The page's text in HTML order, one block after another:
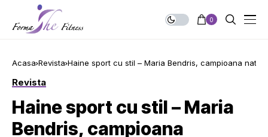
0
Acasa Revista Haine sport cu stil – Maria Bendris, campioana
Revista
Haine sport cu stil – Maria
Bendris, campioana